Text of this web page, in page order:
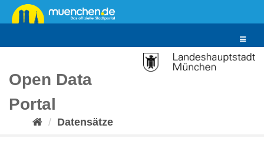
Überspringen
zum
Toggle
Open Data
Portal
Datensätze